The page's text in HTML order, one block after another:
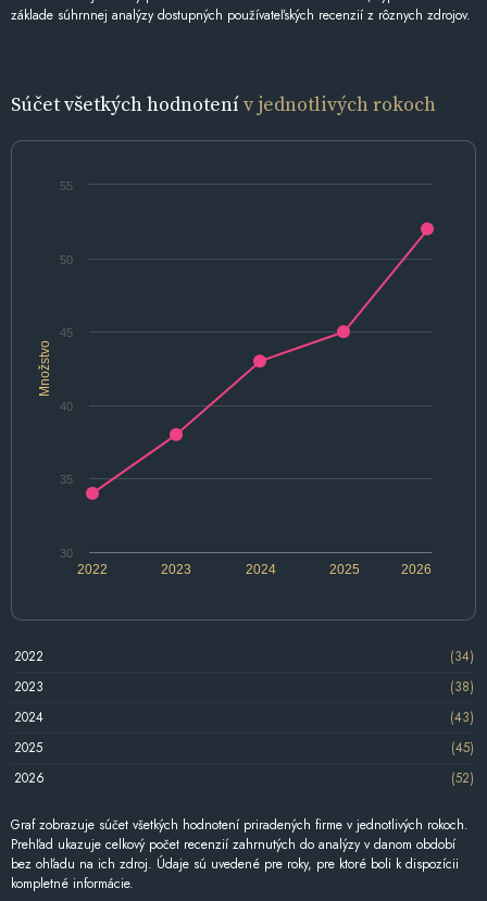
základe súhrnnej analýzy dostupných používateľských recenzií z rôznych zdrojov.
Súčet všetkých hodnotenív jednotlivých rokoch
Množstvo
2022 2024 2026
2023 2025
30
35
40
45
50
55
2022
(34)
2023
(38)
2024
(43)
2025
(45)
2026
(52)
Graf zobrazuje súčet všetkých hodnotení priradených firme v jednotlivých rokoch.
Prehľad ukazuje celkový počet recenzií zahrnutých do analýzy v danom období
bez ohľadu na ich zdroj. Údaje sú uvedené pre roky, pre ktoré boli k dispozícii
kompletné informácie.